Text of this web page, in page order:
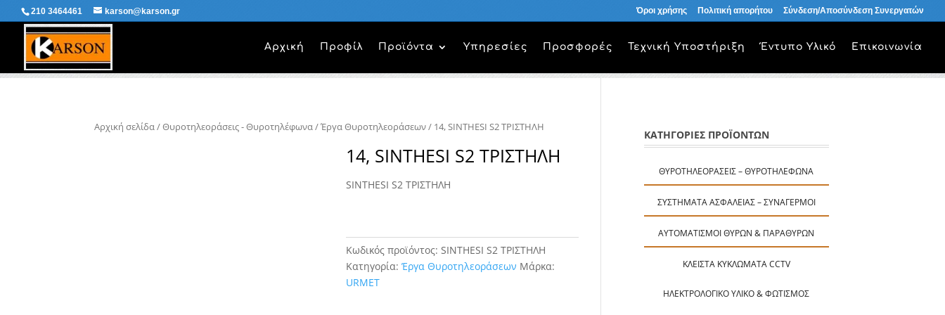
210 3464461 karson@karson.gr Όροι χρήσης Πολιτική απορήτου Σύνδεση/Αποσύνδεση Συνεργατών
Αρχική Προφίλ Προϊόντα Υπηρεσίες Προσφορές Τεχνική Υποστήριξη Έντυπο Υλικό Επικοινωνία
Αρχική σελίδα/Θυροτηλεοράσεις - Θυροτηλέφωνα/Έργα Θυροτηλεοράσεων/ 14, SINTHESI S2 ΤΡΙΣΤΗΛΗ
14, SINTHESI S2 ΤΡΙΣΤΗΛΗ
SINTHESI S2 ΤΡΙΣΤΗΛΗ
Κωδικός προϊόντος:SINTHESI S2 ΤΡΙΣΤΗΛΗ
Κατηγορία:Έργα Θυροτηλεοράσεων Μάρκα:
URMET
ΚΑΤΗΓΟΡΙΕΣ ΠΡΟΪΟΝΤΩΝ
ΘΥΡΟΤΗΛΕΟΡΆΣΕΙΣ – ΘΥΡΟΤΗΛΈΦΩΝΑ
ΣΥΣΤΉΜΑΤΑ ΑΣΦΑΛΕΊΑΣ – ΣΥΝΑΓΕΡΜΟΊ
ΑΥΤΟΜΑΤΙΣΜΟΊ ΘΥΡΏΝ & ΠΑΡΑΘΎΡΩΝ
ΚΛΕΙΣΤΆ ΚΥΚΛΏΜΑΤΑ CCTV
ΗΛΕΚΤΡΟΛΟΓΙΚΌ ΥΛΙΚΌ & ΦΩΤΙΣΜΌΣ